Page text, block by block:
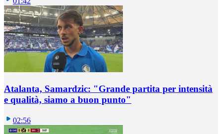
Atalanta, Samardzic: "Grande partita per intensità
e qualità, siamo a buon punto"
02:56